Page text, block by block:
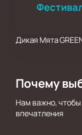
Дикая Мята
Почему
Нам важно, чтобы
впечатления